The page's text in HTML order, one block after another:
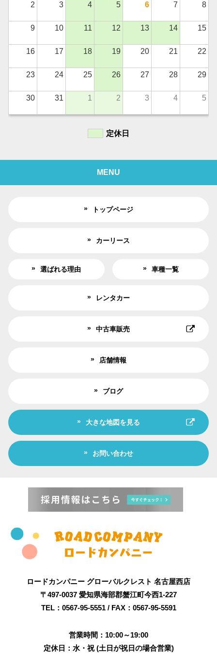
2 3 4 5 6 7 8
9 10 11 12 13 14 15
16 17 18 19 20 21 22
23 24 25 26 27 28 29
30 31 1 2 3 4 5
定休日
MENU
トップページ
カーリース
選ばれる理由 車種一覧
レンタカー
中古車販売
店舗情報
ブログ
大きな地図を見る
お問い合わせ
ロードカンパニー グローバルクレスト 名古屋西店
〒497-0037 愛知県海部郡蟹江町今西1-227
TEL：0567-95-5551 / FAX：0567-95-5591
営業時間：10:00～19:00
定休日：水・祝 (土日が祝日の場合営業)